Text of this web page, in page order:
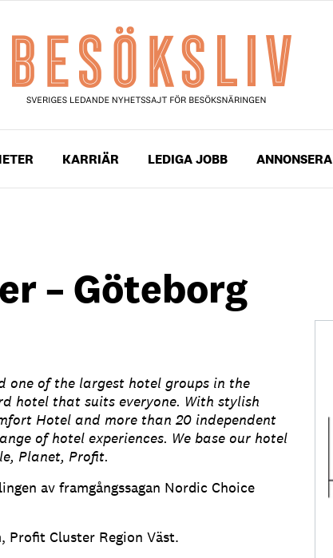
KARRIÄR LEDIGA JOBB ANNONSERA
– Göteborg
one of the largest hotel groups in the
hotel that suits everyone. With stylish
Hotel and more than 20 independent
of hotel experiences. We base our hotel
Planet, Profit.
av framgångssagan Nordic Choice
Profit Cluster Region Väst.